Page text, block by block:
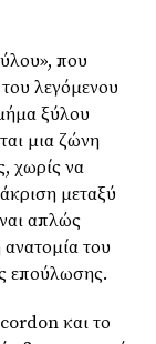
που
του λεγόμενου
ξύλου
μια ζώνη
χωρίς να
μεταξύ
απλώς
του
επούλωσης.
και το